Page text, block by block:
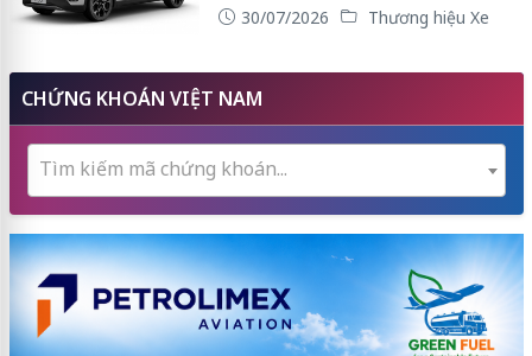
30/07/2026 Thương hiệu Xe
CHỨNG KHOÁN VIỆT NAM
Tìm kiếm mã chứng khoán...